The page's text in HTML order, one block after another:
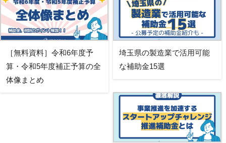
［無料資料］令和6年度予
算・令和5年度補正予算の全
体像まとめ
埼玉県の製造業で活用可能
な補助金15選